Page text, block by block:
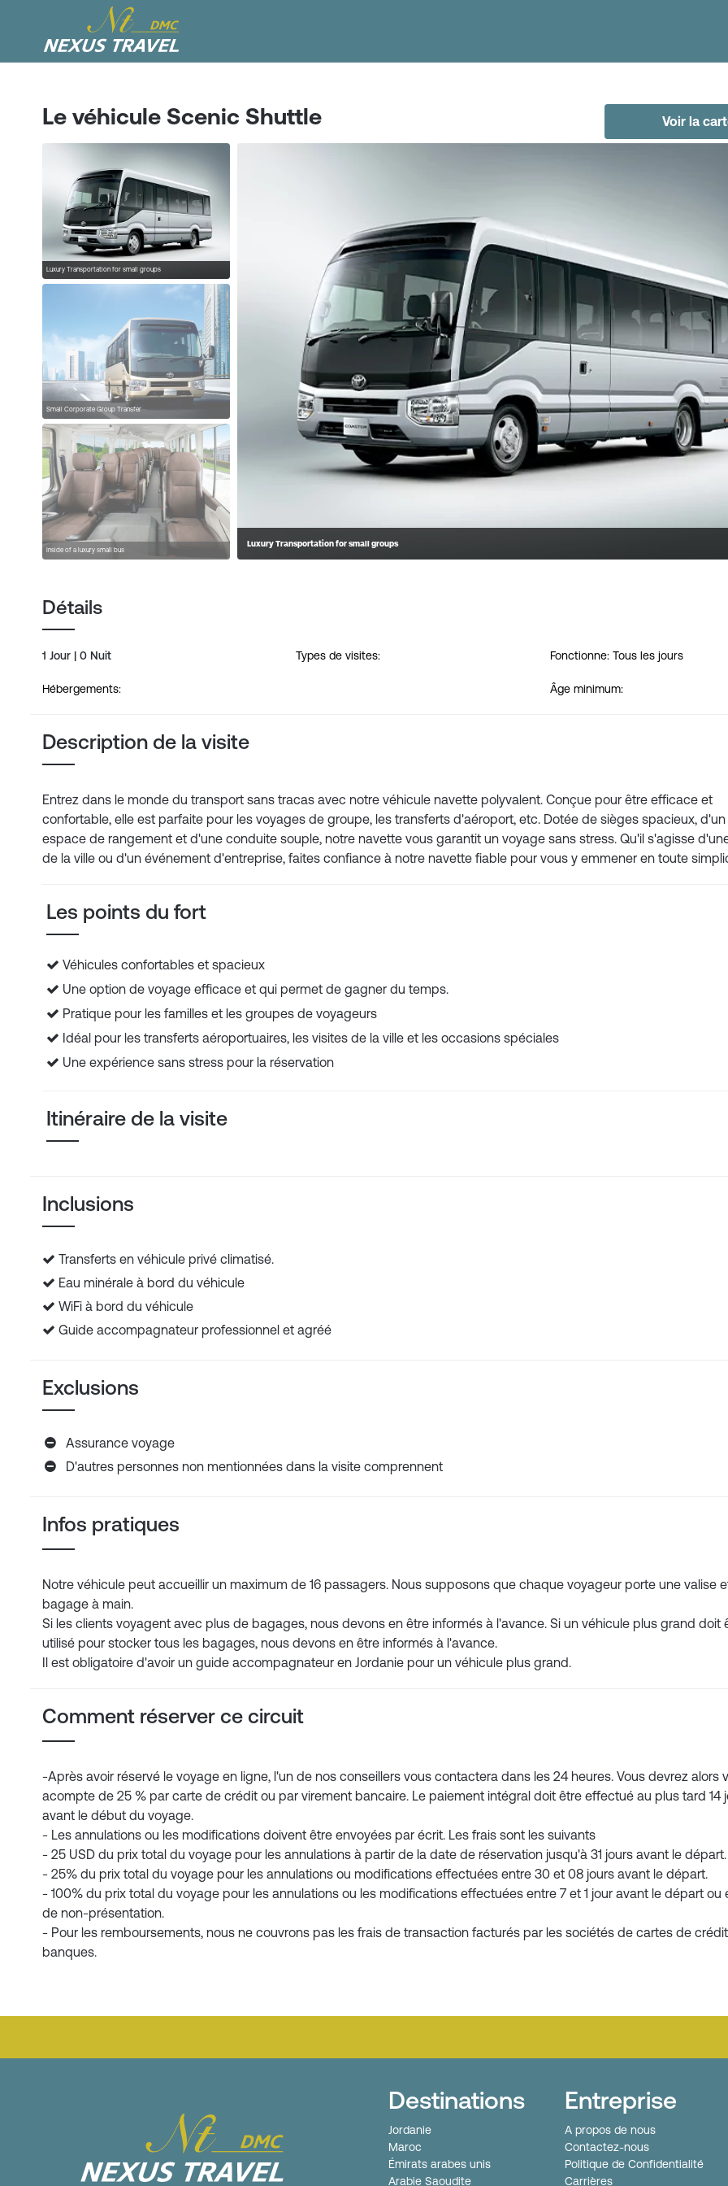
Le véhicule Scenic Shuttle Voir la
Luxury Transportation for small groups
Luxury Transportation for small groups
Small Corporate Group Transfer
Inside of a luxury small bus
Détails
1 Jour | 0 Nuit Types de visites: Fonctionne: Tous les jours
Hébergements: Âge minimum:
Description de la visite
Entrez dans le monde du transport sans tracas avec notre véhicule navette polyvalent. Conçue pour être efficace et
confortable, elle est parfaite pour les voyages de groupe, les transferts d'aéroport, etc. Dotée de sièges spacieux,
espace de rangement et d'une conduite souple, notre navette vous garantit un voyage sans stress. Qu'il s'agisse
de la ville ou d'un événement d'entreprise, faites confiance à notre navette fiable pour vous y emmener en toute
Les points du fort
Véhicules confortables et spacieux
Une option de voyage efficace et qui permet de gagner du temps.
Pratique pour les familles et les groupes de voyageurs
Idéal pour les transferts aéroportuaires, les visites de la ville et les occasions spéciales
Une expérience sans stress pour la réservation
Itinéraire de la visite
Inclusions
Transferts en véhicule privé climatisé.
Eau minérale à bord du véhicule
WiFi à bord du véhicule
Guide accompagnateur professionnel et agréé
Exclusions
Assurance voyage
D'autres personnes non mentionnées dans la visite comprennent
Infos pratiques
Notre véhicule peut accueillir un maximum de 16 passagers. Nous supposons que chaque voyageur porte une valise
bagage à main.
Si les clients voyagent avec plus de bagages, nous devons en être informés à l'avance. Si un véhicule plus grand doit
utilisé pour stocker tous les bagages, nous devons en être informés à l'avance.
Il est obligatoire d'avoir un guide accompagnateur en Jordanie pour un véhicule plus grand.
Comment réserver ce circuit
-Après avoir réservé le voyage en ligne, l'un de nos conseillers vous contactera dans les 24 heures. Vous devrez alors
acompte de 25 % par carte de crédit ou par virement bancaire. Le paiement intégral doit être effectué au plus tard 14
avant le début du voyage.
- Les annulations ou les modifications doivent être envoyées par écrit. Les frais sont les suivants
- 25 USD du prix total du voyage pour les annulations à partir de la date de réservation jusqu'à 31 jours avant le départ.
- 25% du prix total du voyage pour les annulations ou modifications effectuées entre 30 et 08 jours avant le départ.
- 100% du prix total du voyage pour les annulations ou les modifications effectuées entre 7 et 1 jour avant le départ ou
de non-présentation.
- Pour les remboursements, nous ne couvrons pas les frais de transaction facturés par les sociétés de cartes de
banques.
Destinations
Jordanie
Maroc
Émirats arabes unis
Arabie Saoudite
Entreprise
A propos de nous
Contactez-nous
Politique de Confidentialité
Carrières